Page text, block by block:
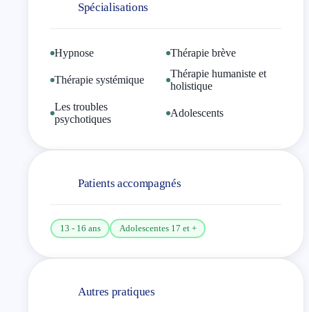
sereinement.
Au plaisir de vous rencontrer.
« Le bonheur n’est pas une destination à
atteindre, c’est une manière de voyager »,
Margaret Lee Runbeck.
Spécialisations
Hypnose Thérapie brève
Thérapie systémique
Thérapie humaniste et
holistique
Les troubles
psychotiques
Adolescents
Patients accompagnés
13 - 16 ans Adolescentes 17 et +
Autres pratiques